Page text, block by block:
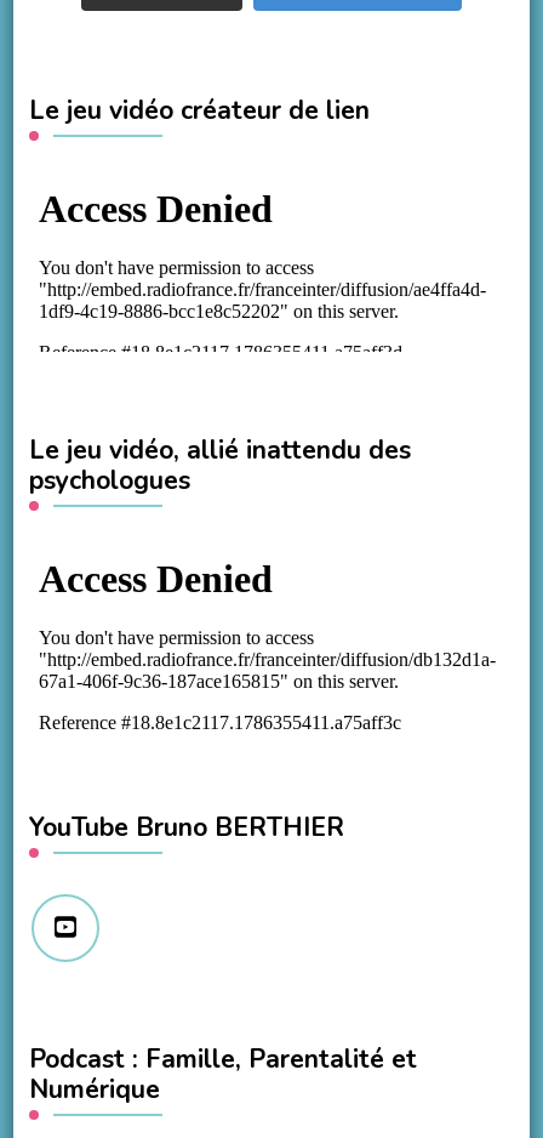
Le jeu vidéo créateur de lien
Le jeu vidéo, allié inattendu des
psychologues
YouTube Bruno BERTHIER
Podcast : Famille, Parentalité et
Numérique